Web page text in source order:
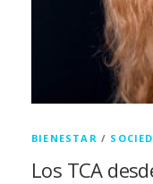
BIENESTAR /
Los TCA